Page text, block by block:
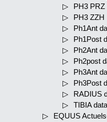
PH3 PRZ
PH3 ZZH
Ph1Ant
Ph1Post
Ph2Ant
Ph2post
Ph3Ant
Ph3Post
RADIUS
TIBIA data
EQUUS